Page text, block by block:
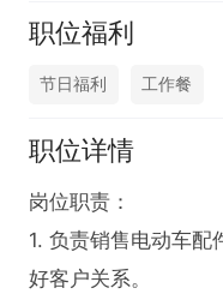
职位福利
节日福利 工作餐
职位详情
岗位职责：
1. 负责销售电动车配
好客户关系。